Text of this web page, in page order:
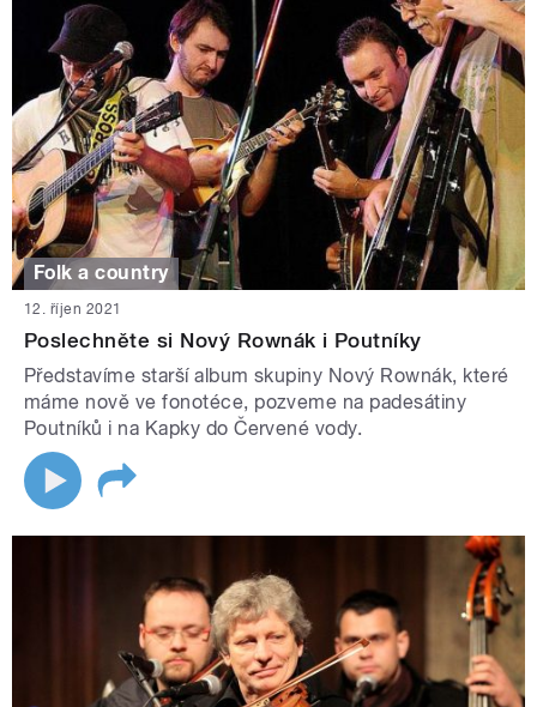
Folk a country
12. říjen 2021
Poslechněte si Nový Rownák i Poutníky
Představíme starší album skupiny Nový Rownák, které
máme nově ve fonotéce, pozveme na padesátiny
Poutníků i na Kapky do Červené vody.